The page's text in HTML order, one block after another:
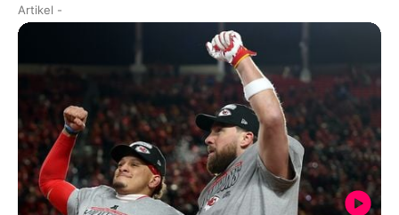
Artikel -